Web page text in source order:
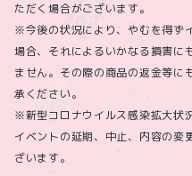
ただく場合がございます。
※今後の状況により、やむを得ず
場合、それによるいかなる損害に
ません。その際の商品の返金等に
承ください。
※新型コロナウイルス感染拡大状
イベントの延期、中止、内容の変
ざいます。